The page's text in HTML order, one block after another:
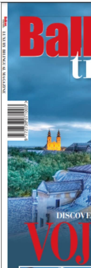
I
B
R
O
J
B
A
L